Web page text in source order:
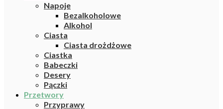
Napoje
Bezalkoholowe
Alkohol
Ciasta
Ciasta drożdżowe
Ciastka
Babeczki
Desery
Pączki
Przetwory
Przyprawy